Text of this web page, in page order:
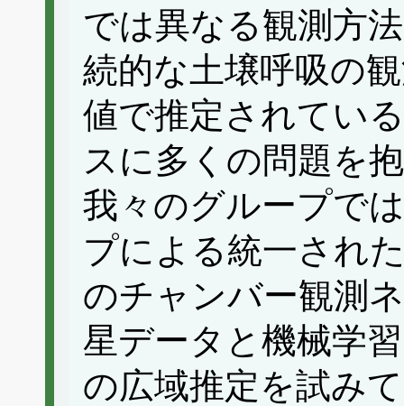
では異なる観測方
続的な土壌呼吸の
値で推定されてい
スに多くの問題を
我々のグループで
プによる統一され
のチャンバー観測
星データと機械学
の広域推定を試み